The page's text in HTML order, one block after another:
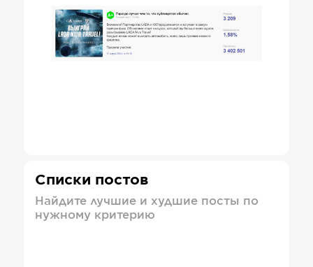
Списки постов
Найдите лучшие и худшие посты по
нужному критерию